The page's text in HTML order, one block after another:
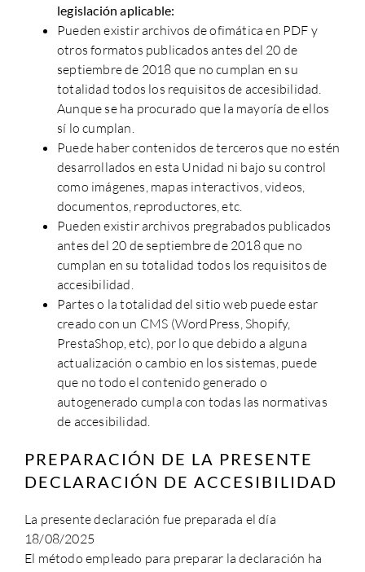
legislación aplicable:
Pueden existir archivos de ofimática en PDF y
otros formatos publicados antes del 20 de
septiembre de 2018 que no cumplan en su
totalidad todos los requisitos de accesibilidad.
Aunque se ha procurado que la mayoría de ellos
sí lo cumplan.
Puede haber contenidos de terceros que no estén
desarrollados en esta Unidad ni bajo su control
como imágenes, mapas interactivos, videos,
documentos, reproductores, etc.
Pueden existir archivos pregrabados publicados
antes del 20 de septiembre de 2018 que no
cumplan en su totalidad todos los requisitos de
accesibilidad.
Partes o la totalidad del sitio web puede estar
creado con un CMS (WordPress, Shopify,
PrestaShop, etc), por lo que debido a alguna
actualización o cambio en los sistemas, puede
que no todo el contenido generado o
autogenerado cumpla con todas las normativas
de accesibilidad.
PREPARACIÓN DE LA PRESENTE
DECLARACIÓN DE ACCESIBILIDAD
La presente declaración fue preparada el día
18/08/2025
El método empleado para preparar la declaración ha